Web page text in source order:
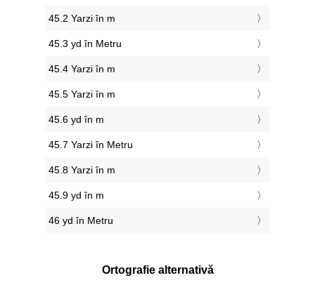
45.2 Yarzi în m
45.3 yd în Metru
45.4 Yarzi în m
45.5 Yarzi în m
45.6 yd în m
45.7 Yarzi în Metru
45.8 Yarzi în m
45.9 yd în m
46 yd în Metru
Ortografie alternativă